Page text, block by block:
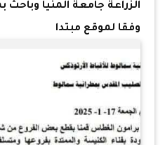
الزراعة جامعة المنيا وباحث
وفقا لموقع مبتدا